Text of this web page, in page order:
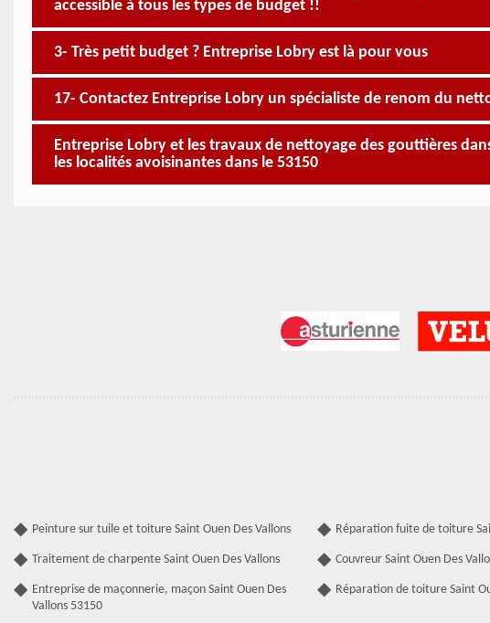
accessible à tous les types de budget !!
3- Très petit budget ? Entreprise Lobry est là pour vous
17- Contactez Entreprise Lobry un spécialiste de renom du
Entreprise Lobry et les travaux de nettoyage des gouttières
les localités avoisinantes dans le 53150
Peinture sur tuile et toiture Saint Ouen Des Vallons
Traitement de charpente Saint Ouen Des Vallons
Entreprise de maçonnerie, maçon Saint Ouen Des
Vallons 53150
Réparation fuite de toiture
Couvreur Saint Ouen Des
Réparation de toiture Saint